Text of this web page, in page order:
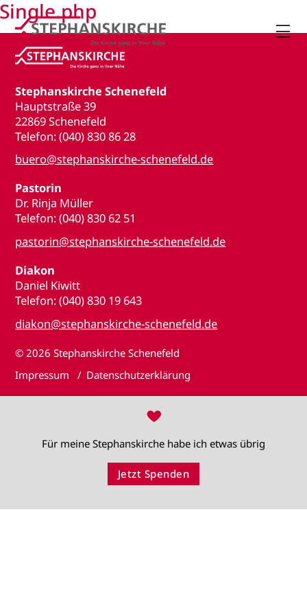

Stephanskirche Schenefeld
Hauptstraße 39
22869 Schenefeld
Telefon: (040) 830 86 28
buero@stephanskirche-schenefeld.de
Pastorin
Dr. Rinja Müller
Telefon: (040) 830 62 51
pastorin@stephanskirche-schenefeld.de
Diakon
Daniel Kiwitt
Telefon: (040) 830 19 643
diakon@stephanskirche-schenefeld.de
© 2026 Stephanskirche Schenefeld
Impressum
Datenschutzerklärung
♥
Für meine Stephanskirche habe ich etwas übrig
Jetzt Spenden